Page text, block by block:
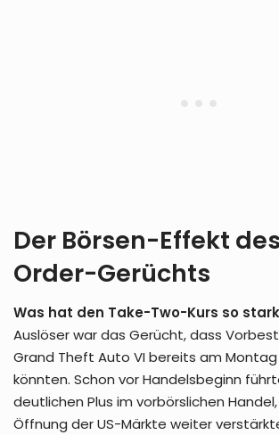
Der Börsen-Effekt
Order-Gerüchts
Was hat den Take-Two-Kurs so
Auslöser war das Gerücht, dass
Grand Theft Auto VI bereits am
könnten. Schon vor Handelsbeginn
deutlichen Plus im vorbörslichen
Öffnung der US-Märkte weiter